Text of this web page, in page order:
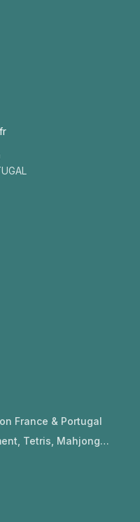
France & Portugal
Tetris, Mahjong…